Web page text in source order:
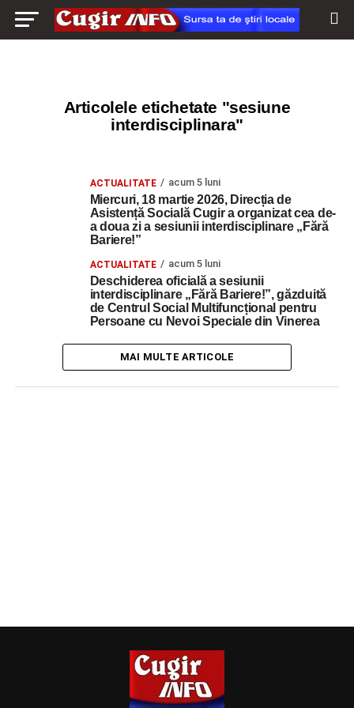
Articolele etichetate "sesiune
interdisciplinara"
ACTUALITATE acum 5 luni
Miercuri, 18 martie 2026, Direcția de
Asistență Socială Cugir a organizat cea de-
a doua zi a sesiunii interdisciplinare „Fără
Bariere!”
ACTUALITATE acum 5 luni
Deschiderea oficială a sesiunii
interdisciplinare „Fără Bariere!”, găzduită
de Centrul Social Multifuncțional pentru
Persoane cu Nevoi Speciale din Vinerea
MAI MULTE ARTICOLE